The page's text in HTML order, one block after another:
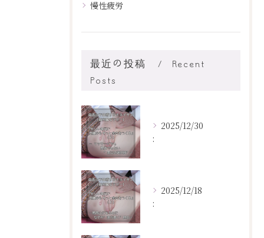
慢性疲労
最近の投稿
Recent
Posts
2025/12/30
:
2025/12/18
: